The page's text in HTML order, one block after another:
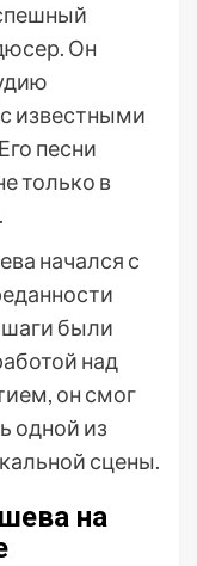
Он
известными
песни
только в
начался с
шаги были
над
он смог
одной из
сцены.
на